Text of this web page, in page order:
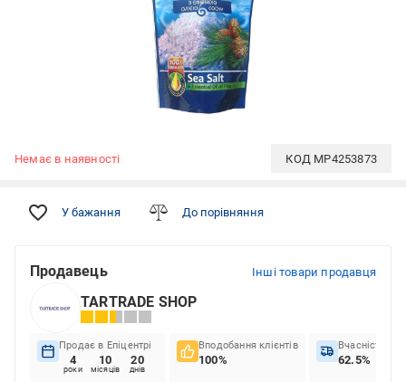
Немає в наявності КОД MP4253873
У бажання До порівняння
Продавець Інші товари продавця
TARTRADE SHOP
Продає в Епіцентрі
4
роки
10
місяців
20
днів
Вподобання клієнтів
100%
Вчасність
62.5%